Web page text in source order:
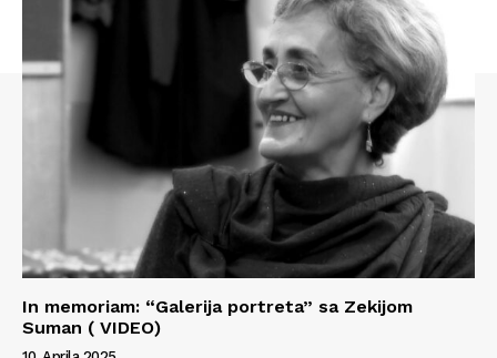
In memoriam: “Galerija portreta” sa Zekijom
Suman ( VIDEO)